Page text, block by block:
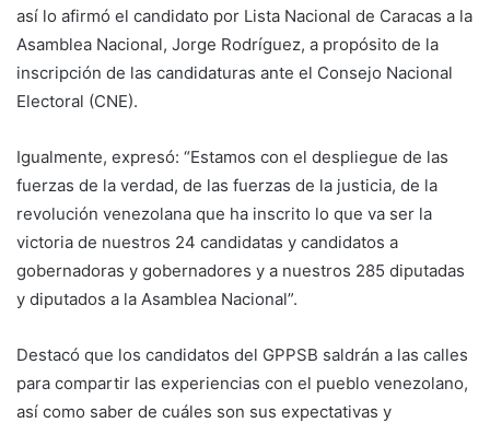
así lo afirmó el candidato por Lista Nacional de Caracas a la
Asamblea Nacional, Jorge Rodríguez, a propósito de la
inscripción de las candidaturas ante el Consejo Nacional
Electoral (CNE).
Igualmente, expresó: “Estamos con el despliegue de las
fuerzas de la verdad, de las fuerzas de la justicia, de la
revolución venezolana que ha inscrito lo que va ser la
victoria de nuestros 24 candidatas y candidatos a
gobernadoras y gobernadores y a nuestros 285 diputadas
y diputados a la Asamblea Nacional”.
Destacó que los candidatos del GPPSB saldrán a las calles
para compartir las experiencias con el pueblo venezolano,
así como saber de cuáles son sus expectativas y